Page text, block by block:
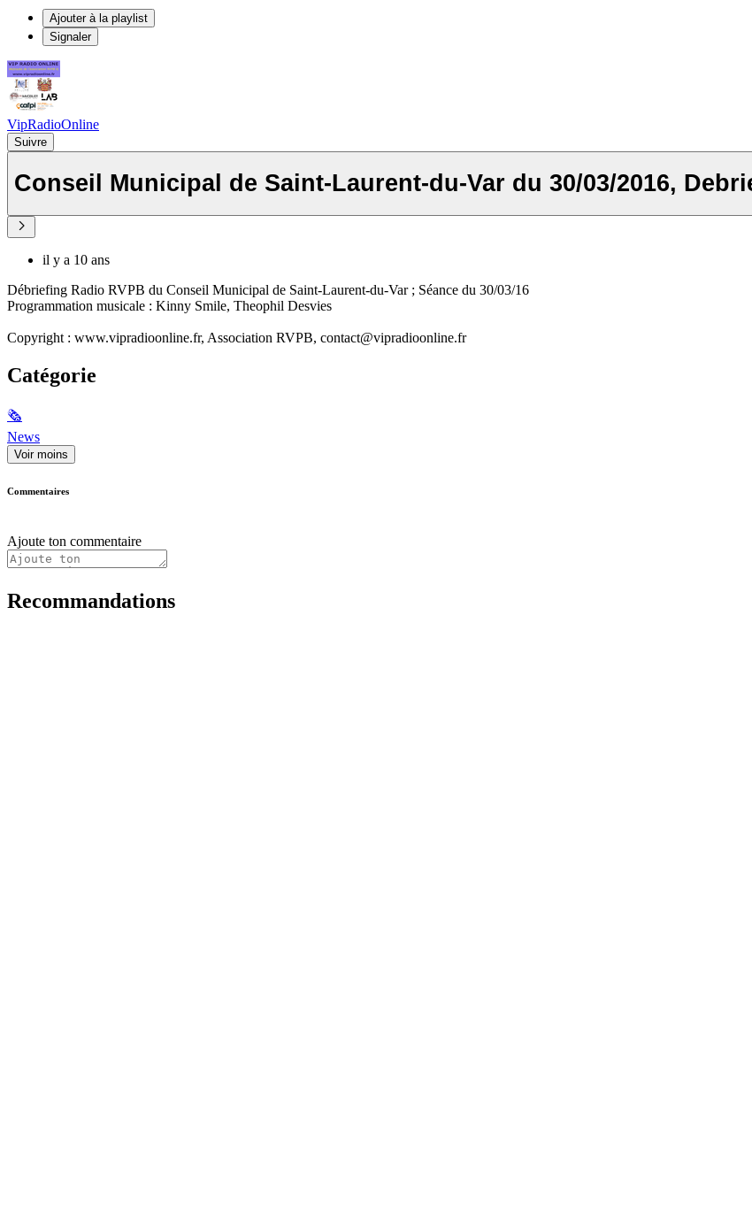
Ajouter à la playlist
Signaler
VipRadioOnline
Suivre
Conseil Municipal de Saint-Laurent-du-Var du 30/03/2016,
il y a 10 ans
Débriefing Radio RVPB du Conseil Municipal de Saint-Laurent-du-Var ; Séance du 30/03/16
Programmation musicale : Kinny Smile, Theophil Desvies
Copyright : www.vipradioonline.fr, Association RVPB, contact@vipradioonline.fr
Catégorie
🗞
News
Voir moins
Commentaires
Ajoute ton commentaire
Recommandations